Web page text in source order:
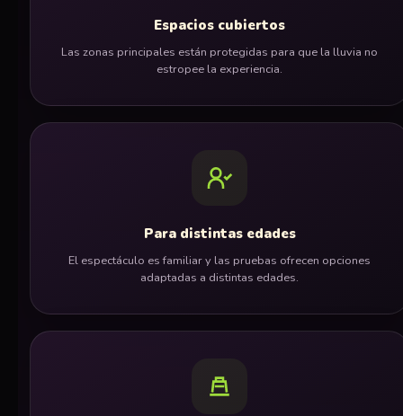
Espacios cubiertos
Las zonas principales están protegidas para que la lluvia no
estropee la experiencia.
Para distintas edades
El espectáculo es familiar y las pruebas ofrecen opciones
adaptadas a distintas edades.